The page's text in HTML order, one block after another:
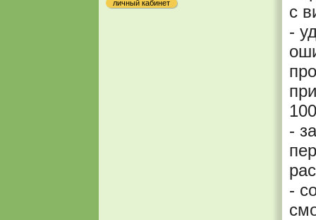
личный кабинет
с
-
-
-